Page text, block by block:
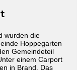
wurden die
Hoppegarten
Gemeindeteil
einem Carport
in Brand. Das